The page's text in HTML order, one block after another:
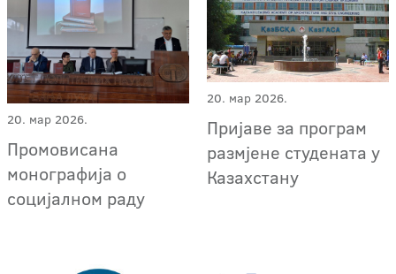
20. мар 2026.
Промовисана
монографија о
социјалном раду
20. мар 2026.
Пријаве за програм
размјене студената у
Казахстану